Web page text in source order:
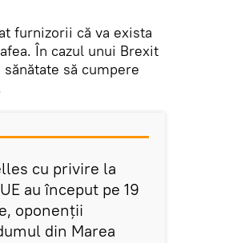
furnizorii că va exista
În cazul unui Brexit
să cumpere
cu privire la
au început pe 19
oponenții
din Marea